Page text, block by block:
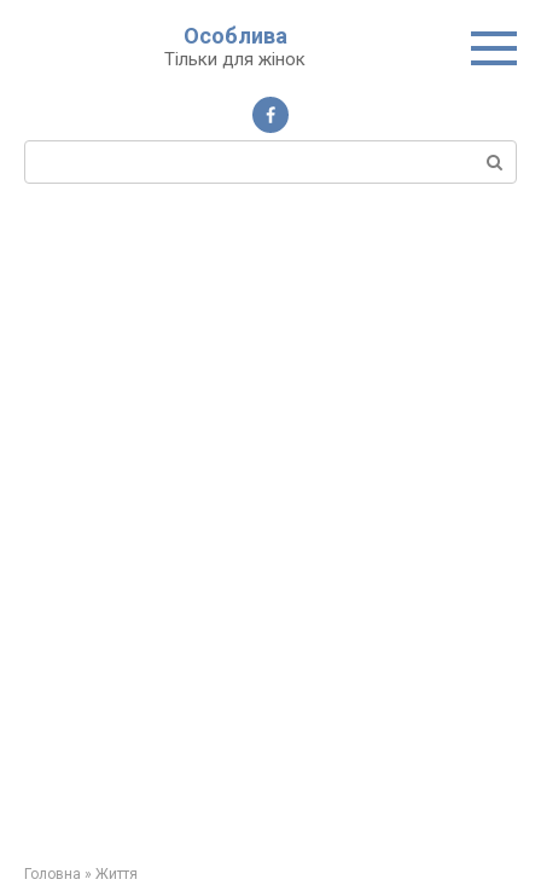
Особлива
Тільки для жінок
Пошук:
Головна » Життя